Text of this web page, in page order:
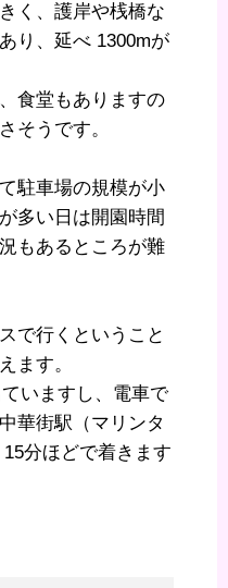
く、護岸や桟橋な
り、延べ 1300mが
食堂もありますの
そうです。
駐車場の規模が小
多い日は開園時間
もあるところが難
で行くということ
ます。
いますし、電車で
華街駅（マリンタ
分ほどで着きます